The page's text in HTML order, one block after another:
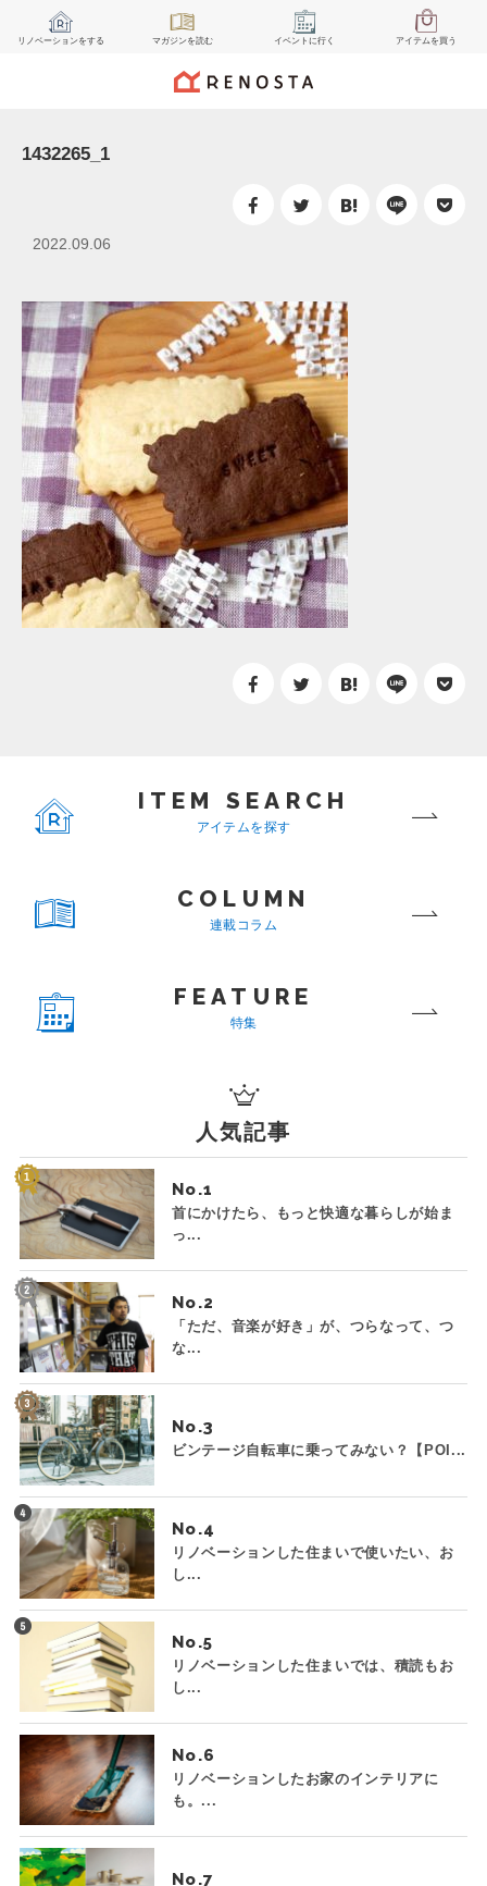
リノベーションをする マガジンを読む イベント に行く アイテムを買う
1432265_1
2022.09.06
ITEM SEARCH
アイテムを探す
COLUMN
連載コラム
FEATURE
特集
人気記事
No.
首にかけたら、もっと快適な暮らしが始ま
っ...
No.
「ただ、音楽が好き」が、つらなって、つ
な...
No.
ビンテージ自転車に乗ってみない？【POI...
No.
リノベーションした住まいで使いたい、お
し...
No.
リノベーションした住まいでは、積読もお
し...
No.
リノベーションしたお家のインテリアに
も。...
No.